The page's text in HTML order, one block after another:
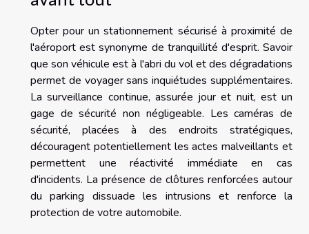
Opter pour un stationnement sécurisé à proximité de
l'aéroport est synonyme de tranquillité d'esprit. Savoir
que son véhicule est à l'abri du vol et des dégradations
permet de voyager sans inquiétudes supplémentaires.
La surveillance continue, assurée jour et nuit, est un
gage de sécurité non négligeable. Les caméras de
sécurité, placées à des endroits stratégiques,
découragent potentiellement les actes malveillants et
permettent une réactivité immédiate en cas
d'incidents. La présence de clôtures renforcées autour
du parking dissuade les intrusions et renforce la
protection de votre automobile.